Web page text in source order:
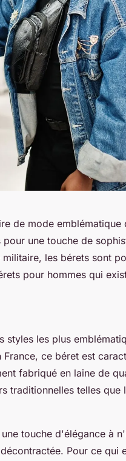
de mode
une touche de
les bérets sont
pour hommes qui
styles les plus
ce béret est
fabriqué en laine de
traditionnelles telles que
touche d'élégance à
Pour ce qui